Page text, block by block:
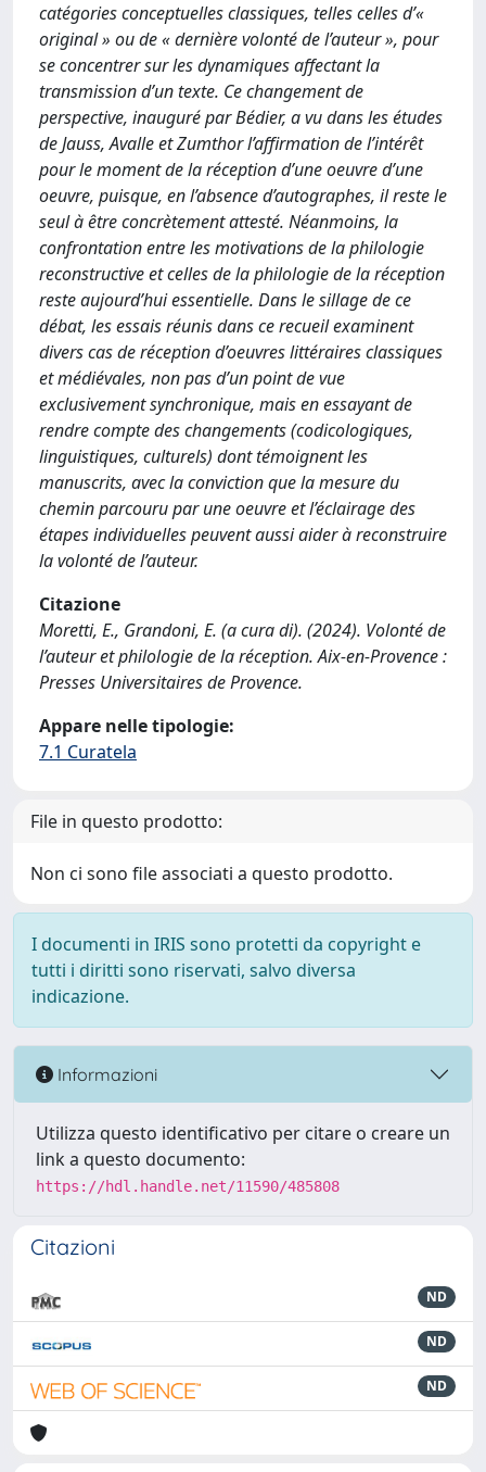
catégories conceptuelles classiques, telles celles d’«
original » ou de « dernière volonté de l’auteur », pour
se concentrer sur les dynamiques affectant la
transmission d’un texte. Ce changement de
perspective, inauguré par Bédier, a vu dans les études
de Jauss, Avalle et Zumthor l’affirmation de l’intérêt
pour le moment de la réception d’une oeuvre d’une
oeuvre, puisque, en l’absence d’autographes, il reste le
seul à être concrètement attesté. Néanmoins, la
confrontation entre les motivations de la philologie
reconstructive et celles de la philologie de la réception
reste aujourd’hui essentielle. Dans le sillage de ce
débat, les essais réunis dans ce recueil examinent
divers cas de réception d’oeuvres littéraires classiques
et médiévales, non pas d’un point de vue
exclusivement synchronique, mais en essayant de
rendre compte des changements (codicologiques,
linguistiques, culturels) dont témoignent les
manuscrits, avec la conviction que la mesure du
chemin parcouru par une oeuvre et l’éclairage des
étapes individuelles peuvent aussi aider à reconstruire
la volonté de l’auteur.
Citazione
Moretti, E., Grandoni, E. (a cura di). (2024). Volonté de
l’auteur et philologie de la réception. Aix-en-Provence :
Presses Universitaires de Provence.
Appare nelle tipologie:
7.1 Curatela
File in questo prodotto:
Non ci sono file associati a questo prodotto.
I documenti in IRIS sono protetti da copyright e
tutti i diritti sono riservati, salvo diversa
indicazione.
Informazioni
Utilizza questo identificativo per citare o creare un
link a questo documento:
https://hdl.handle.net/11590/485808
Citazioni
ND
ND
ND